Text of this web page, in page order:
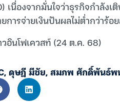
เนื่องจากมั่นใจว่าธุรกิจกำลัง
การจ่ายเงินปันผลไม่ต่ำกว่าร้
อินโฟเควสท์ (24 ต.ค. 68)
,ดุษฎี มีชัย,สมภพ ศักดิ์พันธ์พ